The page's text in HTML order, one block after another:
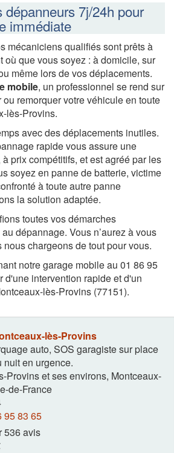
dépanneurs 7j/24h pour
immédiate
mécaniciens qualifiés sont prêts à
où que vous soyez : à domicile, sur
même lors de vos déplacements.
mobile, un professionnel se rend sur
remorquer votre véhicule en toute
lès-Provins.
avec des déplacements inutiles.
rapide vous assure une
prix compétitifs, et est agréé par les
soyez en panne de batterie, victime
à toute autre panne
la solution adaptée.
toutes vos démarches
dépannage. Vous n’aurez à vous
chargeons de tout pour vous.
notre garage mobile au 01 86 95
d'une intervention rapide et d'un
lès-Provins (77151).
lès-Provins
auto, SOS garagiste sur place
en urgence.
Provins et ses environs, Montceaux-
de-France
95 83 65
536 avis